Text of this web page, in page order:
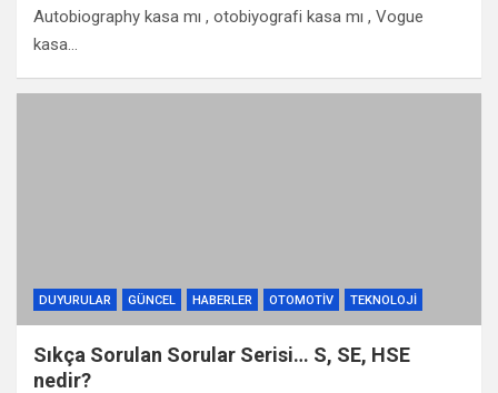
Autobiography kasa mı , otobiyografi kasa mı , Vogue
kasa…
DUYURULAR GÜNCEL HABERLER OTOMOTIV TEKNOLOJI
Sıkça Sorulan Sorular Serisi… S, SE, HSE
nedir?